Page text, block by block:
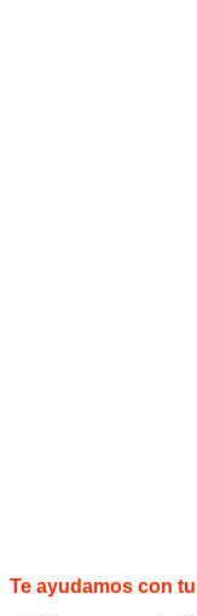
Te ayudamos con